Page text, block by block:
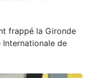
frappé la Gironde
Internationale de